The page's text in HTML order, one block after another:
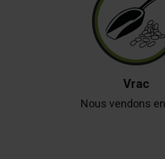
Vrac
Nous vendons